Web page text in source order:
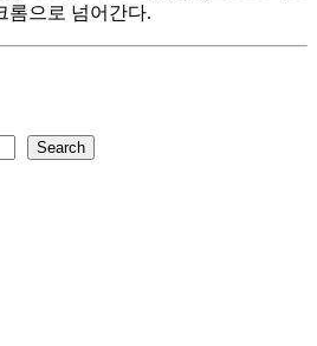
롬으로 넘어간다.
Search